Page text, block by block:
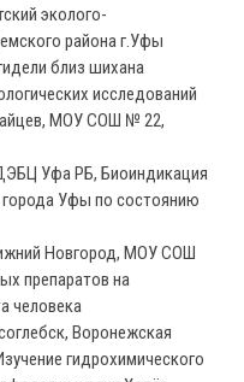
эколого-
района г.Уфы
близ шихана
исследований
МОУ СОШ № 22,
Уфа РБ, Биоиндикация
Уфы по состоянию
Новгород, МОУ СОШ
препаратов на
человека
Воронежская
гидрохимического